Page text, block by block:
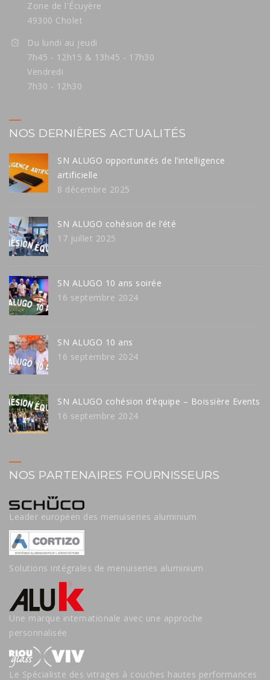
Zone de l'Écuyère
49300 Cholet
Du lundi au jeudi
7h45 - 12h15 & 13h45 - 17h30
Vendredi
7h30 - 12h30
NOS DERNIÈRES ACTUALITÉS
SN ALUGO opportunités de l’intelligence
artificielle
8 décembre 2025
SN ALUGO cohésion de l’été
17 juillet 2025
SN ALUGO 10 ans soirée
16 septembre 2024
SN ALUGO 10 ans
16 septembre 2024
SN ALUGO cohésion d’équipe – Boissière Events
16 septembre 2024
NOS PARTENAIRES FOURNISSEURS
Leader européen des menuiseries aluminium
Solutions intégrales de menuiseries aluminium
Une marque internationale avec une approche
personnalisée
Le Spécialiste des vitrages à couches hautes performances